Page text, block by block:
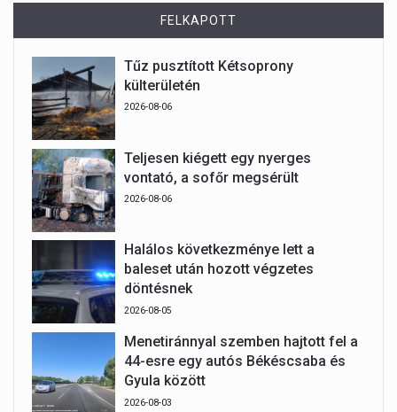
FELKAPOTT
Tűz pusztított Kétsoprony
külterületén
2026-08-06
Teljesen kiégett egy nyerges
vontató, a sofőr megsérült
2026-08-06
Halálos következménye lett a
baleset után hozott végzetes
döntésnek
2026-08-05
Menetiránnyal szemben hajtott fel a
44-esre egy autós Békéscsaba és
Gyula között
2026-08-03